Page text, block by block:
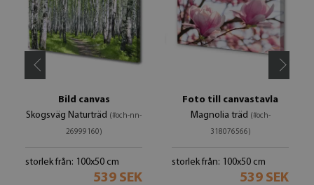
Bild canvas
Skogsväg Naturträd (#och-nn-
26999160)
storlek från: 100x50 cm
539 SEK
Foto till canvastavla
Magnolia träd (#och-
318076566)
storlek från: 100x50 cm
539 SEK